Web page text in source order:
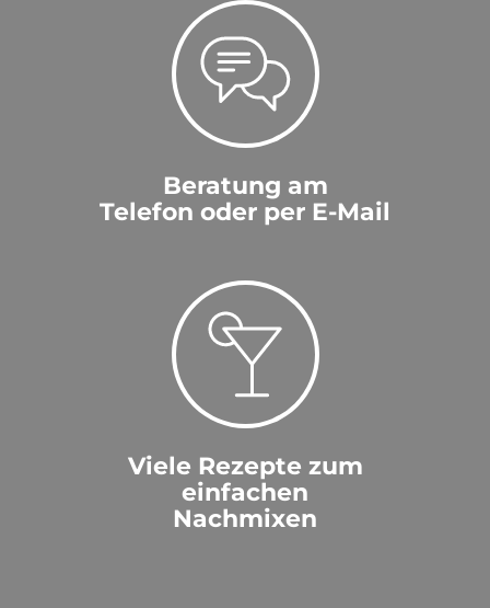
Beratung am
Telefon oder per E-Mail
Viele Rezepte zum
einfachen
Nachmixen